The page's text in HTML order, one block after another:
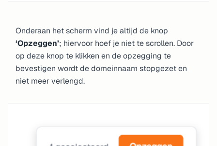
Onderaan het scherm vind je altijd de knop
‘Opzeggen’; hiervoor hoef je niet te scrollen. Door
op deze knop te klikken en de opzegging te
bevestigen wordt de domeinnaam stopgezet en
niet meer verlengd.